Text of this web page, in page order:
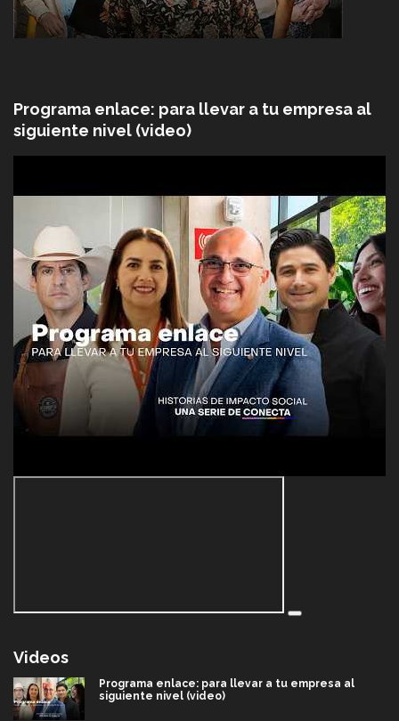
Programa enlace: para llevar a tu empresa al
siguiente nivel (video)
Videos
Programa enlace: para llevar a tu empresa al
siguiente nivel (video)